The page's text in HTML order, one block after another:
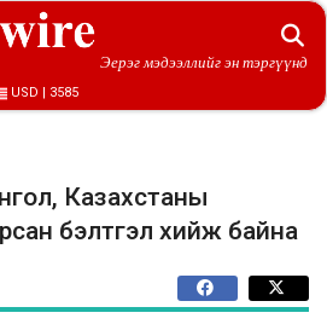
Эерэг мэдээллийг эн тэргүүнд
USD | 3585
Казахстаны
бэлтгэл хийж байна